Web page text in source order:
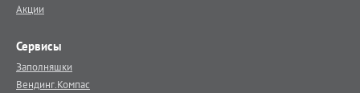
Акции
Сервисы
Заполняшки
Вендинг.Компас